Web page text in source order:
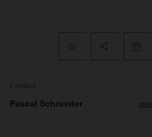
Contact
Pascal Schroeder